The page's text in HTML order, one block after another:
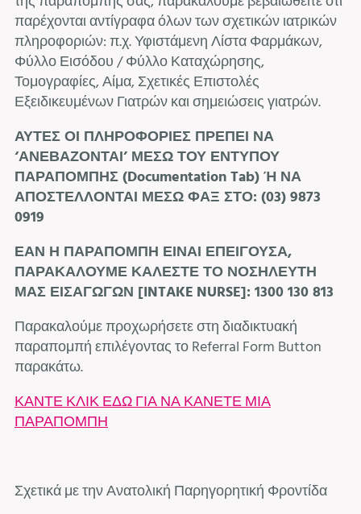
παρέχονται αντίγραφα όλων των σχετικών ιατρικών
πληροφοριών: π.χ. Υφιστάμενη Λίστα Φαρμάκων,
Φύλλο Εισόδου / Φύλλο Καταχώρησης,
Τομογραφίες, Αίμα, Σχετικές Επιστολές
Εξειδικευμένων Γιατρών και σημειώσεις γιατρών.
ΑΥΤΕΣ ΟΙ ΠΛΗΡΟΦΟΡΙΕΣ ΠΡΕΠΕΙ ΝΑ
‘ΑΝΕΒΑΖΟΝΤΑΙ’ ΜΕΣΩ ΤΟΥ ΕΝΤΥΠΟΥ
ΠΑΡΑΠΟΜΠΗΣ (Documentation Tab) Ή ΝΑ
ΑΠΟΣΤΕΛΛΟΝΤΑΙ ΜΕΣΩ ΦΑΞ ΣΤΟ: (03) 9873
0919
ΕΑΝ Η ΠΑΡΑΠΟΜΠΗ ΕΙΝΑΙ ΕΠΕΙΓΟΥΣΑ,
ΠΑΡΑΚΑΛΟΥΜΕ ΚΑΛΕΣΤΕ ΤΟ ΝΟΣΗΛΕΥΤΗ
ΜΑΣ ΕΙΣΑΓΩΓΩΝ [INTAKE NURSE]: 1300 130 813
Παρακαλούμε προχωρήσετε στη διαδικτυακή
παραπομπή επιλέγοντας το Referral Form Button
παρακάτω.
ΚΑΝΤΕ ΚΛΙΚ ΕΔΩ ΓΙΑ ΝΑ ΚΑΝΕΤΕ ΜΙΑ
ΠΑΡΑΠΟΜΠΗ
Σχετικά με την Ανατολική Παρηγορητική Φροντίδα